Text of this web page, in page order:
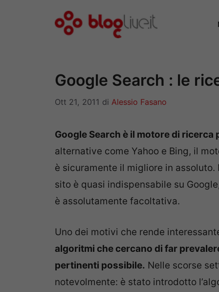
Google Search : le
Ott 21, 2011 di Alessio Fasano
Google Search è il motore di ricerca
alternative come Yahoo e Bing, il
è sicuramente il migliore in
sito è quasi indispensabile su
è assolutamente facoltativa.
Uno dei motivi che rende
algoritmi che cercano di far
pertinenti possibile. Nelle scorse
notevolmente: è stato introdotto